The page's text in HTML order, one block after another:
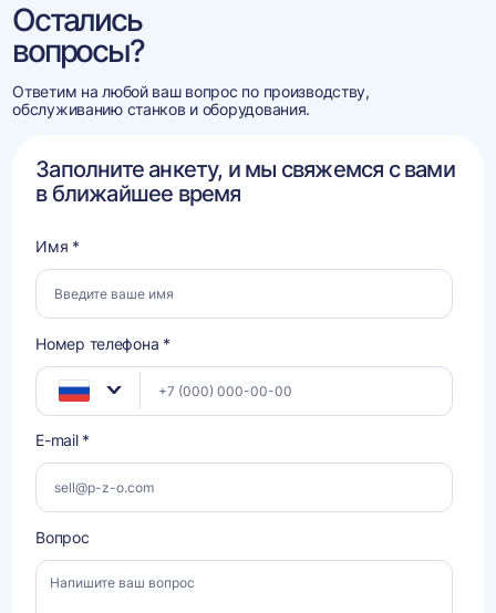
Остались
вопросы?
Ответим на любой ваш вопрос по производству,
обслуживанию станков и оборудования.
Заполните анкету, и мы свяжемся с вами
в ближайшее время
Имя *
Номер телефона *
E-mail *
Вопрос